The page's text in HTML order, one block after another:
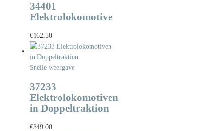
34401
Elektrolokomotive
€162.50
Snelle weergave
37233
Elektrolokomotiven
in Doppeltraktion
€349.00